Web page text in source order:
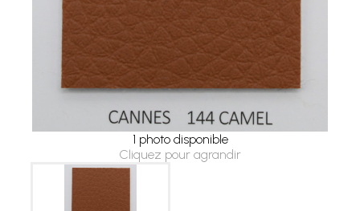
1 photo disponible
Cliquez pour agrandir